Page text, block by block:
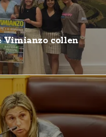
Vimianzo collen